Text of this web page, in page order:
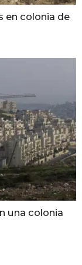
en colonia de
una colonia